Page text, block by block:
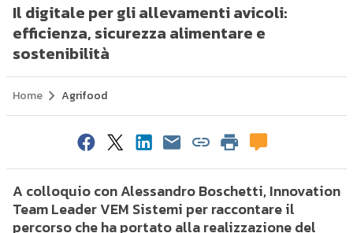
Il digitale per gli allevamenti avicoli:
efficienza, sicurezza alimentare e
sostenibilità
Home Agrifood
A colloquio con Alessandro Boschetti, Innovation
Team Leader VEM Sistemi per raccontare il
percorso che ha portato alla realizzazione del